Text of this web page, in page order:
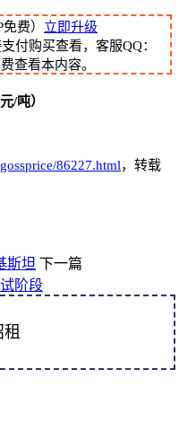
免费） 立即升级
付购买查看，客服QQ：
查看本内容。
/吨）
86227.html，转载
斯坦 下一篇
阶段